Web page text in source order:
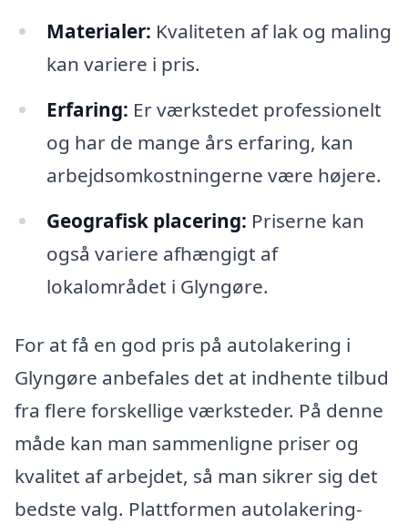
Materialer: Kvaliteten af lak og maling
kan variere i pris.
Erfaring: Er værkstedet professionelt
og har de mange års erfaring, kan
arbejdsomkostningerne være højere.
Geografisk placering: Priserne kan
også variere afhængigt af
lokalområdet i Glyngøre.
For at få en god pris på autolakering i
Glyngøre anbefales det at indhente tilbud
fra flere forskellige værksteder. På denne
måde kan man sammenligne priser og
kvalitet af arbejdet, så man sikrer sig det
bedste valg. Plattformen autolakering-